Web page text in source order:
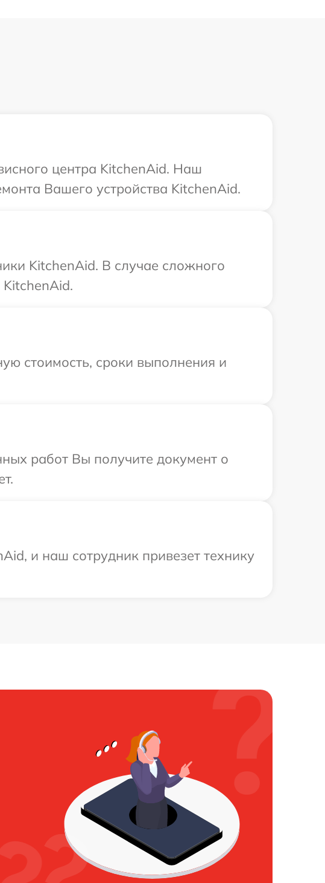
центра KitchenAid. Наш
Вашего устройства KitchenAid.
KitchenAid. В случае сложного
стоимость, сроки выполнения и
работ Вы получите документ о
и наш сотрудник привезет технику